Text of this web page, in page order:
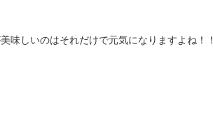
味しいのはそれだけで元気になりますよね！！